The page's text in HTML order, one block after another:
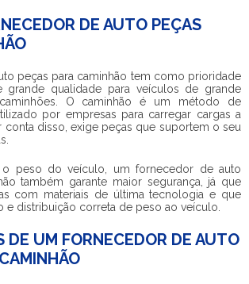
DE AUTO PEÇAS
peças para caminhão tem como prioridade
grande qualidade para veículos de grande
O caminhão é um método de
por empresas para carregar cargas a
conta disso, exige peças que suportem o seu
o peso do veículo, umfornecedor de auto
também garante maior segurança, já que
com materiais de última tecnologia e que
e distribuição correta de peso ao veículo.
DE UM FORNECEDOR DE AUTO